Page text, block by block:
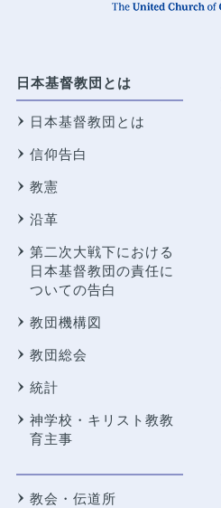
日本基督教団とは
日本基督教団とは
信仰告白
教憲
沿革
第二次大戦下における
日本基督教団の責任に
ついての告白
教団機構図
教団総会
統計
神学校・キリスト教教
育主事
教会・伝道所